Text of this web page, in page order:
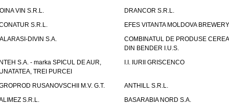
VIN S.R.L.
DRANCOR S.R.L.
S.R.L.
EFES VITANTA MOLDOVA
DIVIN S.A.
COMBINATUL DE PRODUSE
DIN BENDER I.U.S.
S.A. - marka SPICUL DE AUR,
TREI PURCEI
I.I. IURII GRISCENCO
RUSANOVSCHII M.V. G.T.
ANTHILL S.R.L.
S.R.L.
BASARABIA NORD S.A.